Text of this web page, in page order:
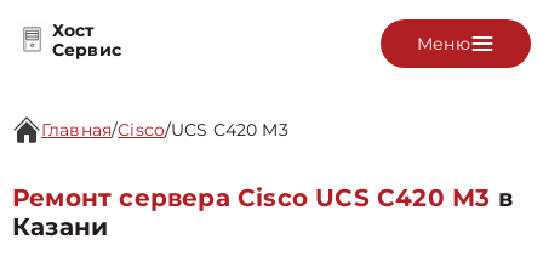
Хост
Сервис
Меню
Главная/Cisco/UCS C420 M3
Ремонт сервера Cisco UCS C420 M3 в
Казани